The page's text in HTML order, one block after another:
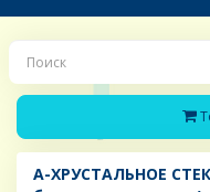
A-ХРУСТАЛЬНОЕ